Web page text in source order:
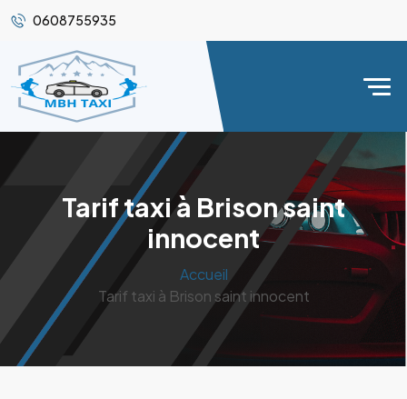
0608755935
Tarif taxi à Brison saint
innocent
Accueil
Tarif taxi à Brison saint innocent